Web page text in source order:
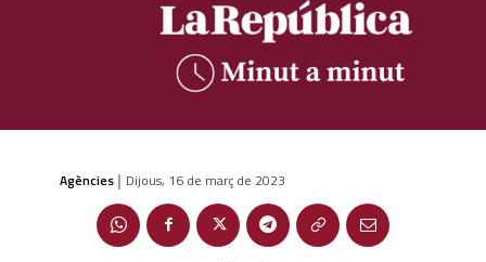
Agències | Dijous, 16 de març de 2023